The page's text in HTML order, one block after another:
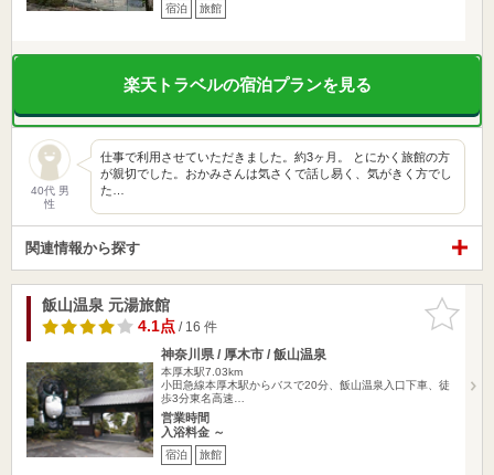
宿泊 旅館
楽天トラベルの宿泊プランを見る
40代 男
性
仕事で利用させていただきました。約3ヶ月。 とにかく旅館の方
が親切でした。おかみさんは気さくで話し易く、気がきく方でし
た…
関連情報から探す
お気に入
りに追加
飯山温泉 元湯旅館
4.1点/ 16 件
神奈川県 / 厚木市 / 飯山温泉
本厚木駅7.03km
小田急線本厚木駅からバスで20分、飯山温泉入口下車、徒
歩3分東名高速…
営業時間
入浴料金 ～
宿泊 旅館